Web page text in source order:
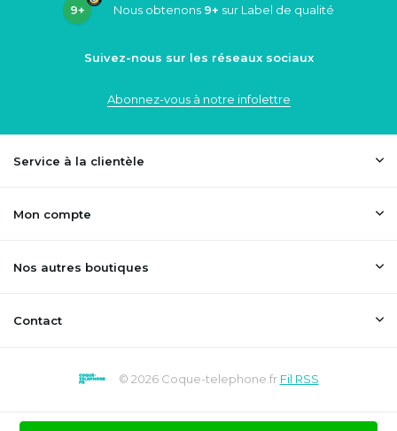
9+ Nous obtenons 9+ sur Label de qualité
Suivez-nous sur les réseaux sociaux
Abonnez-vous à notre infolettre
Service à la clientèle
Mon compte
Nos autres boutiques
Contact
© 2026 Coque-telephone.fr Fil RSS